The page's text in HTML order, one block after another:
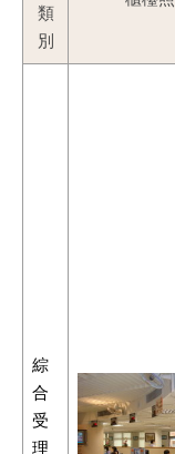
類
別
綜
合
受
理